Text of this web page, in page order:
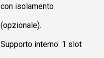
con isolamento
(opzionale).
Supporto interno: 1 slot